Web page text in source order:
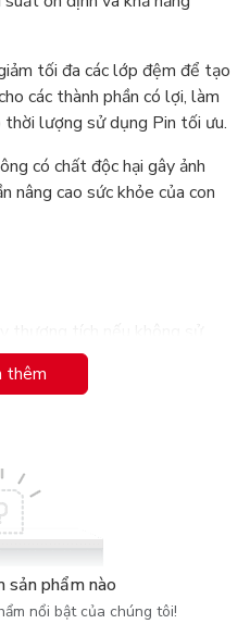
tối đa các lớp đệm để tạo
các thành phần có lợi, làm
lượng sử dụng Pin tối ưu.
có chất độc hại gây ảnh
nâng cao sức khỏe của con
lửa.
pin khác
thêm
sản phẩm nào
nổi bật của chúng tôi!